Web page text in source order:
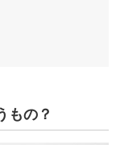
もの？